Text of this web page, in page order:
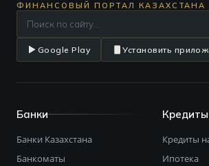
ФИНАНСОВЫЙ ПОРТАЛ КАЗАХСТАНА
Google Play Установить
Банки
Банки Казахстана
Банкоматы
Кредиты
Кредиты
Ипотека